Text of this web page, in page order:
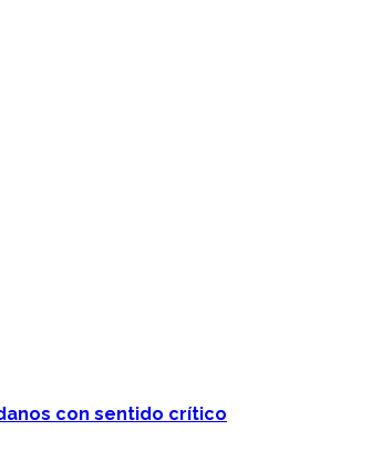
con sentido crítico